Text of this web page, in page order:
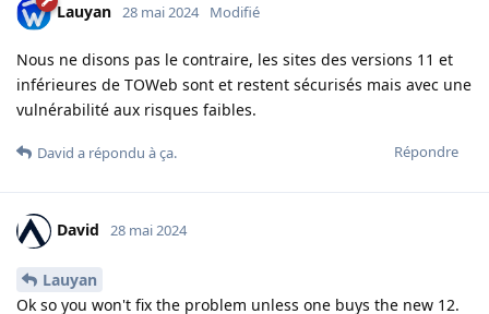
Lauyan 28 mai 2024 Modifié
Nous ne disons pas le contraire, les sites des versions 11 et
inférieures de TOWeb sont et restent sécurisés mais avec une
vulnérabilité aux risques faibles.
Répondre
David a répondu à ça.
David 28 mai 2024
Lauyan
Ok so you won't fix the problem unless one buys the new 12.